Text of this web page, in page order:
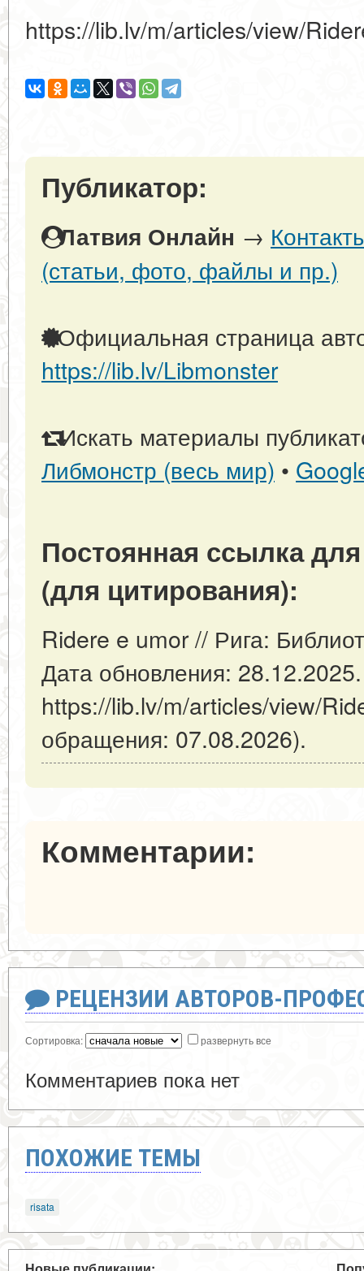
https://lib.lv/m/articles/view/
Публикатор:
Латвия Онлайн →
(статьи, фото, файлы и пр.)
Официальная страница
https://lib.lv/Libmonster
Искать материалы
Либмонстр (весь мир) •
Постоянная ссылка
(для цитирования):
Ridere e umor // Рига:
Дата обновления:
https://lib.lv/m/articles/view/
обращения: 07.08.2026).
Комментарии:
РЕЦЕНЗИИ АВТОРОВ-
Сортировка: развернуть все
Комментариев пока нет
ПОХОЖИЕ ТЕМЫ
risata